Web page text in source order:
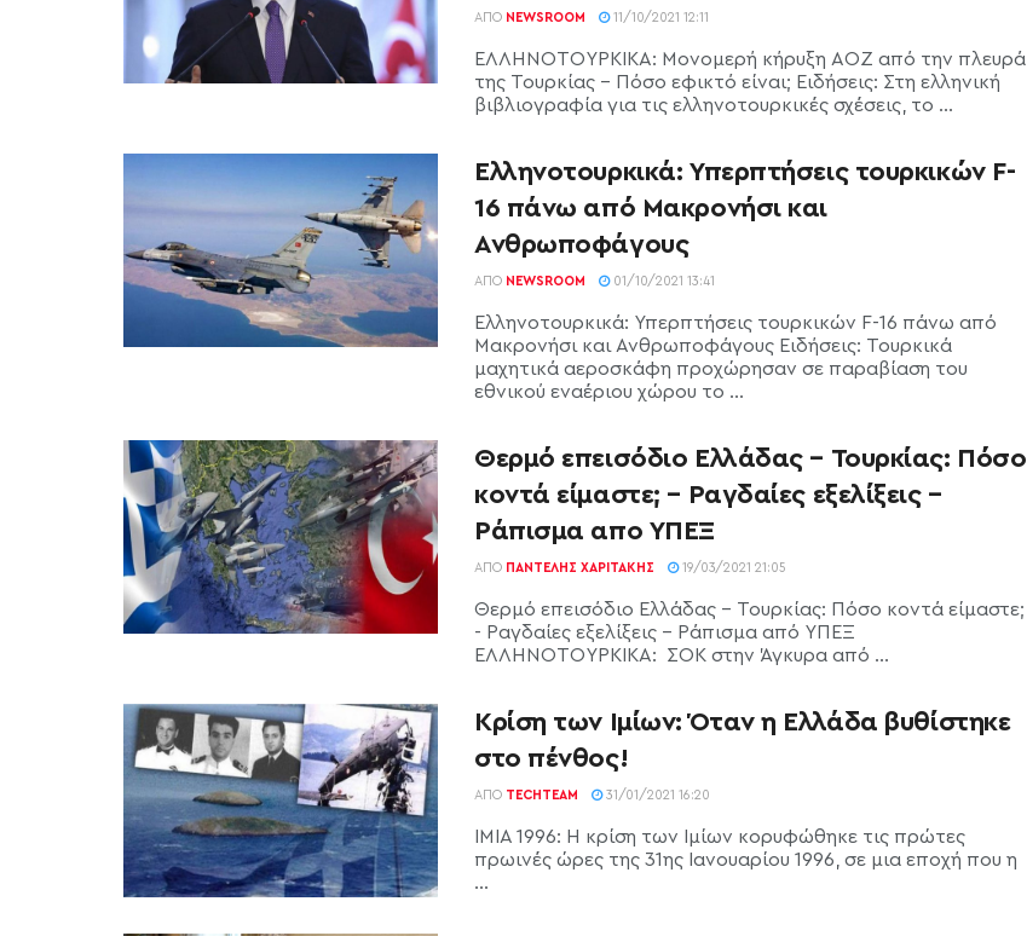
ΑΠΌ NEWSROOM 11/10/2021 12:11
ΕΛΛΗΝΟΤΟΥΡΚΙΚΑ: Μονομερή κήρυξη ΑΟΖ από την πλευρά
της Τουρκίας - Πόσο εφικτό είναι; Ειδήσεις: Στη ελληνική
βιβλιογραφία για τις ελληνοτουρκικές σχέσεις, το ...
Ελληνοτουρκικά: Υπερπτήσεις τουρκικών F-
16 πάνω από Μακρονήσι και
Ανθρωποφάγους
ΑΠΌ NEWSROOM 01/10/2021 13:41
Ελληνοτουρκικά: Υπερπτήσεις τουρκικών F-16 πάνω από
Μακρονήσι και Ανθρωποφάγους Ειδήσεις: Τουρκικά
μαχητικά αεροσκάφη προχώρησαν σε παραβίαση του
εθνικού εναέριου χώρου το ...
Θερμό επεισόδιο Ελλάδας – Τουρκίας: Πόσο
κοντά είμαστε; – Ραγδαίες εξελίξεις –
Ράπισμα απο ΥΠΕΞ
ΑΠΌ ΠΑΝΤΕΛΉΣ ΧΑΡΙΤΆΚΗΣ 19/03/2021 21:05
Θερμό επεισόδιο Ελλάδας - Τουρκίας: Πόσο κοντά είμαστε;
- Ραγδαίες εξελίξεις - Ράπισμα από ΥΠΕΞ
ΕΛΛΗΝΟΤΟΥΡΚΙΚΑ: ΣΟΚ στην Άγκυρα από ...
Κρίση των Ιμίων: Όταν η Ελλάδα βυθίστηκε
στο πένθος!
ΑΠΌ TECHTEAM 31/01/2021 16:20
ΙΜΙΑ 1996: Η κρίση των Ιμίων κορυφώθηκε τις πρώτες
πρωινές ώρες της 31ης Ιανουαρίου 1996, σε μια εποχή που η
...